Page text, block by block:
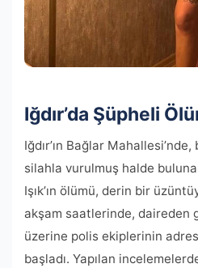
Iğdır’da Şüpheli
Iğdır’ın Bağlar
silahla vurulmuş halde
Işık’ın ölümü, derin bir
akşam saatlerinde, daireden
üzerine polis ekiplerinin
başladı. Yapılan